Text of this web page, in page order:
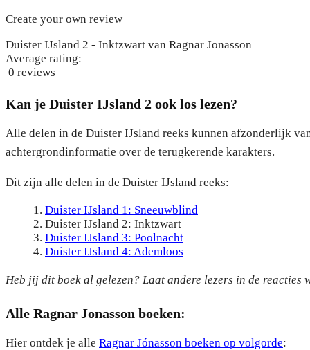
Create your own review
Duister IJsland 2 - Inktzwart van Ragnar Jonasson
Average rating:
0 reviews
Kan je Duister IJsland 2 ook los lezen?
Alle delen in de Duister IJsland reeks kunnen afzonderlijk
achtergrondinformatie over de terugkerende karakters.
Dit zijn alle delen in de Duister IJsland reeks:
Duister IJsland 1: Sneeuwblind
Duister IJsland 2: Inktzwart
Duister IJsland 3: Poolnacht
Duister IJsland 4: Ademloos
Heb jij dit boek al gelezen? Laat andere lezers in de reacties
Alle Ragnar Jonasson boeken:
Hier ontdek je alle Ragnar Jónasson boeken op volgorde: